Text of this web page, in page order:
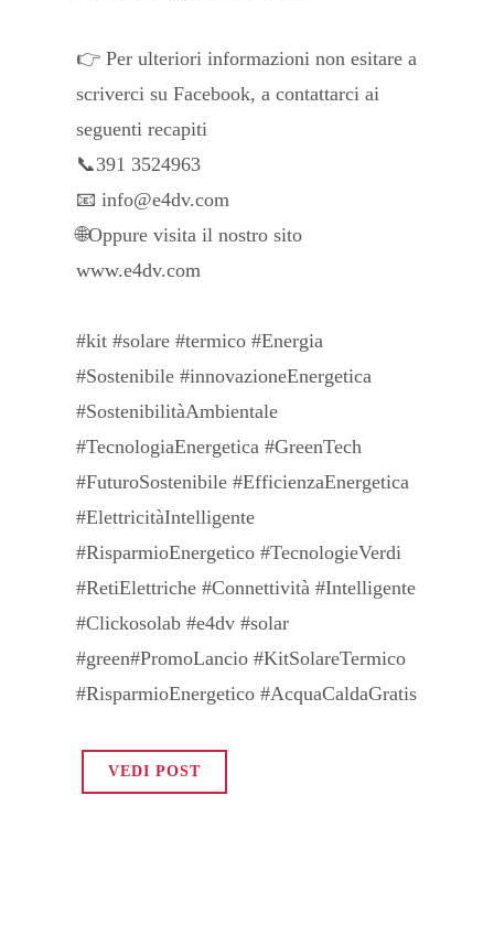
👉 Per ulteriori informazioni non esitare a
scriverci su Facebook, a contattarci ai
seguenti recapiti
📞391 3524963
📧 info@e4dv.com
🌐Oppure visita il nostro sito
www.e4dv.com
#kit #solare #termico #Energia
#Sostenibile #innovazioneEnergetica
#SostenibilitàAmbientale
#TecnologiaEnergetica #GreenTech
#FuturoSostenibile #EfficienzaEnergetica
#ElettricitàIntelligente
#RisparmioEnergetico #TecnologieVerdi
#RetiElettriche #Connettività #Intelligente
#Clickosolab #e4dv #solar
#green#PromoLancio #KitSolareTermico
#RisparmioEnergetico #AcquaCaldaGratis
VEDI POST